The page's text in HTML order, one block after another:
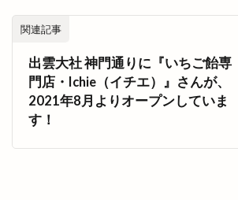
関連記事
出雲大社 神門通りに『いちご飴専
門店・Ichie（イチエ）』さんが、
2021年8月よりオープンしていま
す！